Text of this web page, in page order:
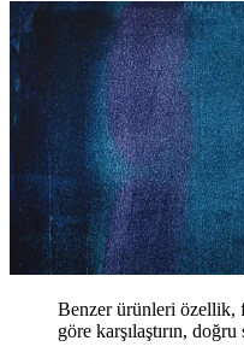
Benzer ürünleri özellik,
göre karşılaştırın,